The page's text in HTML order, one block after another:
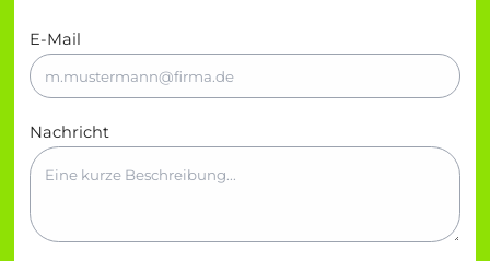
E-Mail
Nachricht